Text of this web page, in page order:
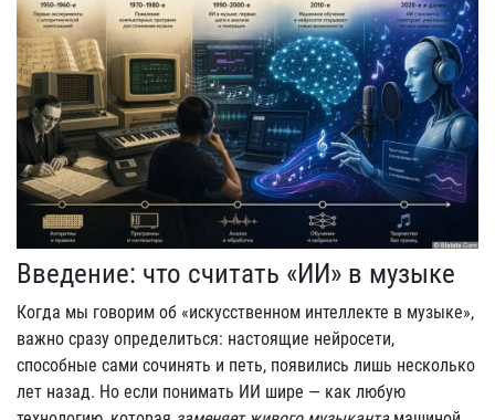
Введение: что считать «ИИ» в музыке
Когда мы говорим об «искусственном интеллекте в музыке»,
важно сразу определиться: настоящие нейросети,
способные сами сочинять и петь, появились лишь несколько
лет назад. Но если понимать ИИ шире — как любую